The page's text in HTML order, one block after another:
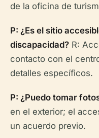
de la oficina de
P: ¿Es el sitio
discapacidad? R:
contacto con el
detalles específicos.
P: ¿Puedo tomar
en el exterior; el
un acuerdo previo.